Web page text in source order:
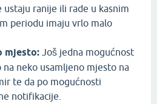
ranije ili rade u kasnim
periodu imaju vrlo malo
mjesto: Još jedna mogućnost
na neko usamljeno mjesto na
te da po mogućnosti
notifikacije.